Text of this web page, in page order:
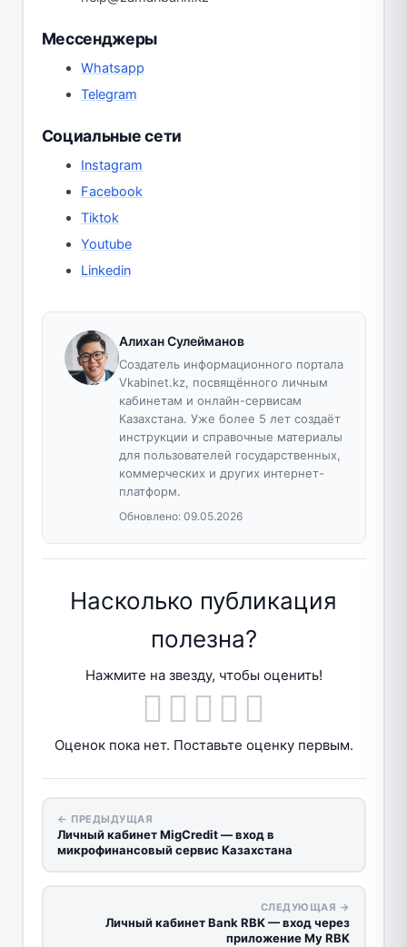
Мессенджеры
Whatsapp
Telegram
Социальные сети
Instagram
Facebook
Tiktok
Youtube
Linkedin
Алихан Сулейманов
Создатель информационного портала
Vkabinet.kz, посвящённого личным
кабинетам и онлайн-сервисам
Казахстана. Уже более 5 лет создаёт
инструкции и справочные материалы
для пользователей государственных,
коммерческих и других интернет-
платформ.
Обновлено: 09.05.2026
Насколько публикация
полезна?
Нажмите на звезду, чтобы оценить!
Оценок пока нет. Поставьте оценку первым.
← ПРЕДЫДУЩАЯ
Личный кабинет MigCredit — вход в
микрофинансовый сервис Казахстана
СЛЕДУЮЩАЯ →
Личный кабинет Bank RBK — вход через
приложение My RBK